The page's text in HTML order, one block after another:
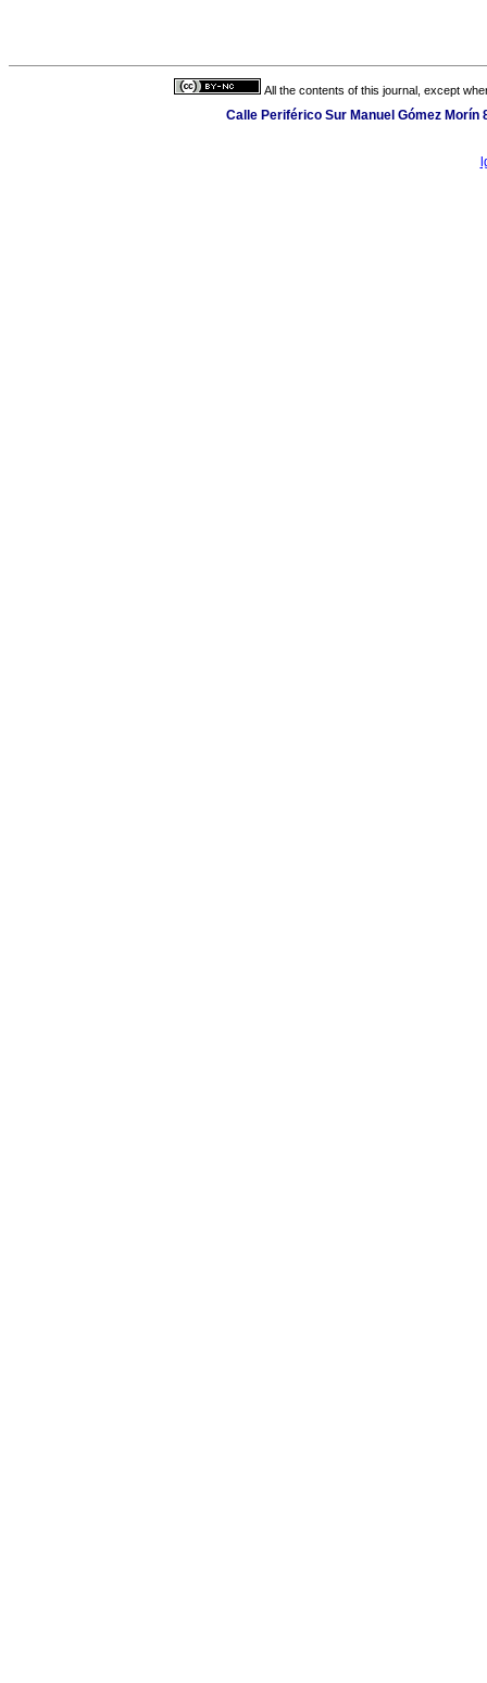
All the contents of this journal, except
Calle Periférico Sur Manuel Gómez Morín